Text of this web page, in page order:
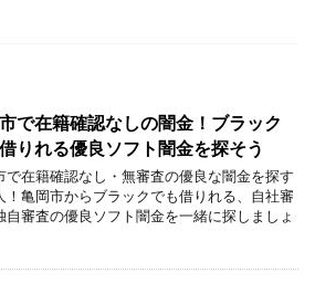
で在籍確認なしの闇金！ブラック
りれる優良ソフト闇金を探そう
で在籍確認なし・無審査の優良な闇金を探す
！亀岡市からブラックでも借りれる、自社審
自審査の優良ソフト闇金を一緒に探しましょ